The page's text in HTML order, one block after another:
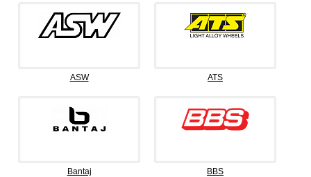
ASW ATS
Bantaj BBS